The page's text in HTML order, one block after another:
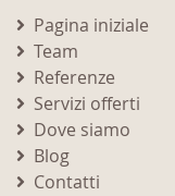
Pagina iniziale
Team
Referenze
Servizi offerti
Dove siamo
Blog
Contatti